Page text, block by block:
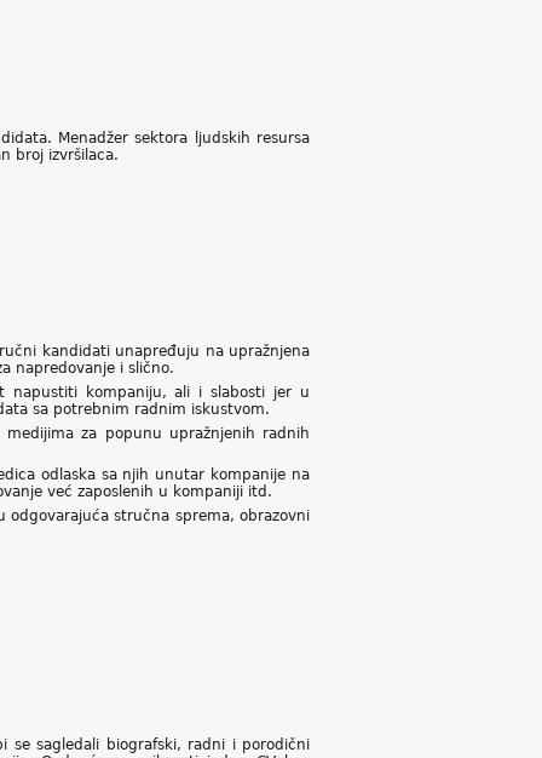
Menadžer sektora ljudskih resursa
broj izvršilaca.
kandidati unapređuju na upražnjena
napredovanje i slično.
napustiti kompaniju, ali i slabosti jer u
sa potrebnim radnim iskustvom.
za popunu upražnjenih radnih
odlaska sa njih unutar kompanije na
već zaposlenih u kompaniji itd.
odgovarajuća stručna sprema, obrazovni
se sagledali biografski, radni i porodični